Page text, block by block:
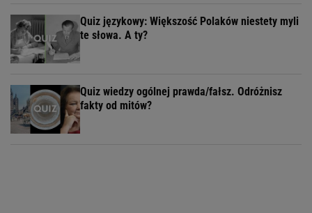
Quiz językowy: Większość Polaków niestety myli
te słowa. A ty?
Quiz wiedzy ogólnej prawda/fałsz. Odróżnisz
fakty od mitów?